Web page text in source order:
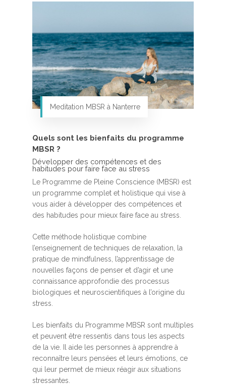
Meditation MBSR à Nanterre
Quels sont les bienfaits du programme
MBSR ?
Développer des compétences et des
habitudes pour faire face au stress
Le Programme de Pleine Conscience (MBSR) est
un programme complet et holistique qui vise à
vous aider à développer des compétences et
des habitudes pour mieux faire face au stress.
Cette méthode holistique combine
l’enseignement de techniques de relaxation, la
pratique de mindfulness, l’apprentissage de
nouvelles façons de penser et d’agir et une
connaissance approfondie des processus
biologiques et neuroscientifiques à l’origine du
stress.
Les bienfaits du Programme MBSR sont multiples
et peuvent être ressentis dans tous les aspects
de la vie. Il aide les personnes à apprendre à
reconnaître leurs pensées et leurs émotions, ce
qui leur permet de mieux réagir aux situations
stressantes.